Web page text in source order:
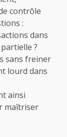
contrôle
:
dans
?
sans freiner
lourd dans
ainsi
maîtriser